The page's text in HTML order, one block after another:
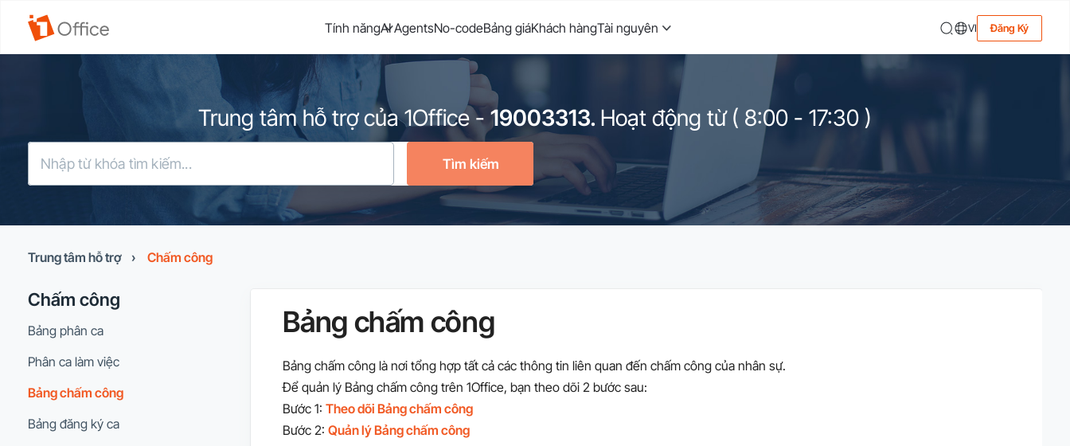
Tính năngAI AgentsNo-codeBảng giáKhách hàngTài nguyên VI Đăng Ký
Trung tâm hỗ trợ của 1Office- 19003313. Hoạt động từ ( 8:00 - 17:30 )
Tìm kiếm
Trung tâm hỗ trợ › Chấm công
Chấm công
Bảng phân ca
Phân ca làm việc
Bảng chấm công
Bảng đăng ký ca
Bảng chấm công
Bảng chấm công là nơi tổng hợp tất cả các thông tin liên quan đến chấm công của nhân sự.
Để quản lý Bảng chấm công trên 1Office, bạn theo dõi 2 bước sau:
Bước 1:Theo dõi Bảng chấm công
Bước 2:Quản lý Bảng chấm công